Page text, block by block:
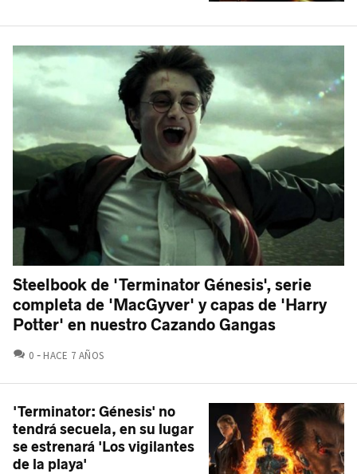
Steelbook de 'Terminator Génesis', serie
completa de 'MacGyver' y capas de 'Harry
Potter' en nuestro Cazando Gangas
0 COMENTARIOS
HACE 7 AÑOS
'Terminator: Génesis' no
tendrá secuela, en su lugar
se estrenará 'Los vigilantes
de la playa'